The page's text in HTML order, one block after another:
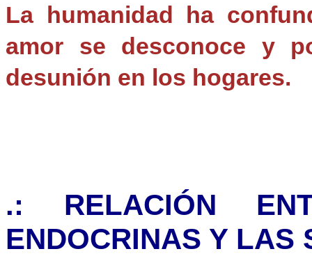
La humanidad ha
amor se desconoce y
desunión en los hogares.
.: RELACIÓN
ENDOCRINAS Y LAS